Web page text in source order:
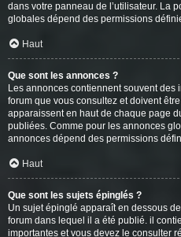
dans votre panneau de l’utilisateur. La
globales dépend des permissions
Haut
Que sont les annonces ?
Les annonces contiennent souvent
forum que vous consultez et doivent
apparaissent en haut de chaque page
publiées. Comme pour les annonces
annonces dépend des permissions
Haut
Que sont les sujets épinglés ?
Un sujet épinglé apparaît en dessous
forum dans lequel il a été publié. il
importantes et vous devez le consulter